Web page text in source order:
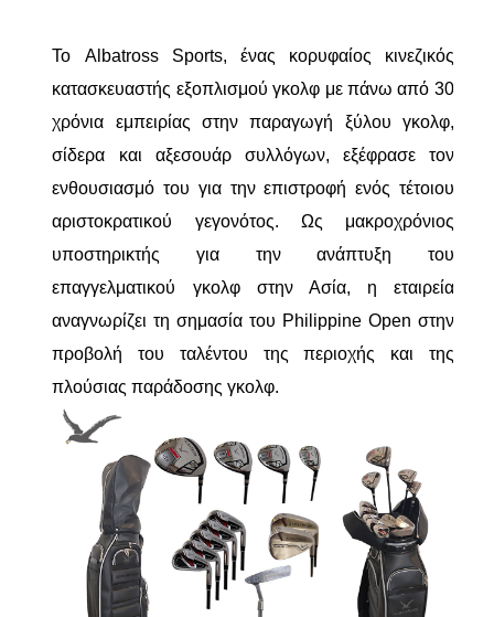
Το Albatross Sports, ένας κορυφαίος κινεζικός
κατασκευαστής εξοπλισμού γκολφ με πάνω από 30
χρόνια εμπειρίας στην παραγωγή ξύλου γκολφ,
σίδερα και αξεσουάρ συλλόγων, εξέφρασε τον
ενθουσιασμό του για την επιστροφή ενός τέτοιου
αριστοκρατικού γεγονότος. Ως μακροχρόνιος
υποστηρικτής για την ανάπτυξη του
επαγγελματικού γκολφ στην Ασία, η εταιρεία
αναγνωρίζει τη σημασία του Philippine Open στην
προβολή του ταλέντου της περιοχής και της
πλούσιας παράδοσης γκολφ.